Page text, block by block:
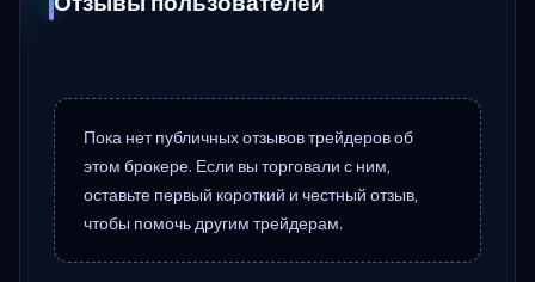
Пока нет публичных отзывов трейдеров об
этом брокере. Если вы торговали с ним,
оставьте первый короткий и честный отзыв,
чтобы помочь другим трейдерам.